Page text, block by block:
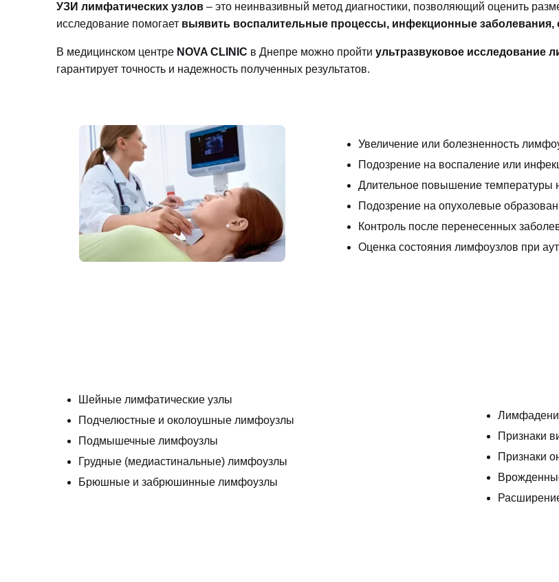
УЗИ лимфатических узлов – это неинвазивный метод диагностики, позволяющий оценить
исследование помогает выявить воспалительные процессы, инфекционные заболевания,
В медицинском центре NOVA CLINIC в Днепре можно пройти ультразвуковое исследование
гарантирует точность и надежность полученных результатов.
Увеличение или болезненность
Подозрение на воспаление или
Длительное повышение температуры
Подозрение на опухолевые
Контроль после перенесенных
Оценка состояния лимфоузлов при
Шейные лимфатические узлы
Подчелюстные и околоушные лимфоузлы
Подмышечные лимфоузлы
Грудные (медиастинальные) лимфоузлы
Брюшные и забрюшинные лимфоузлы
Признаки
Признаки